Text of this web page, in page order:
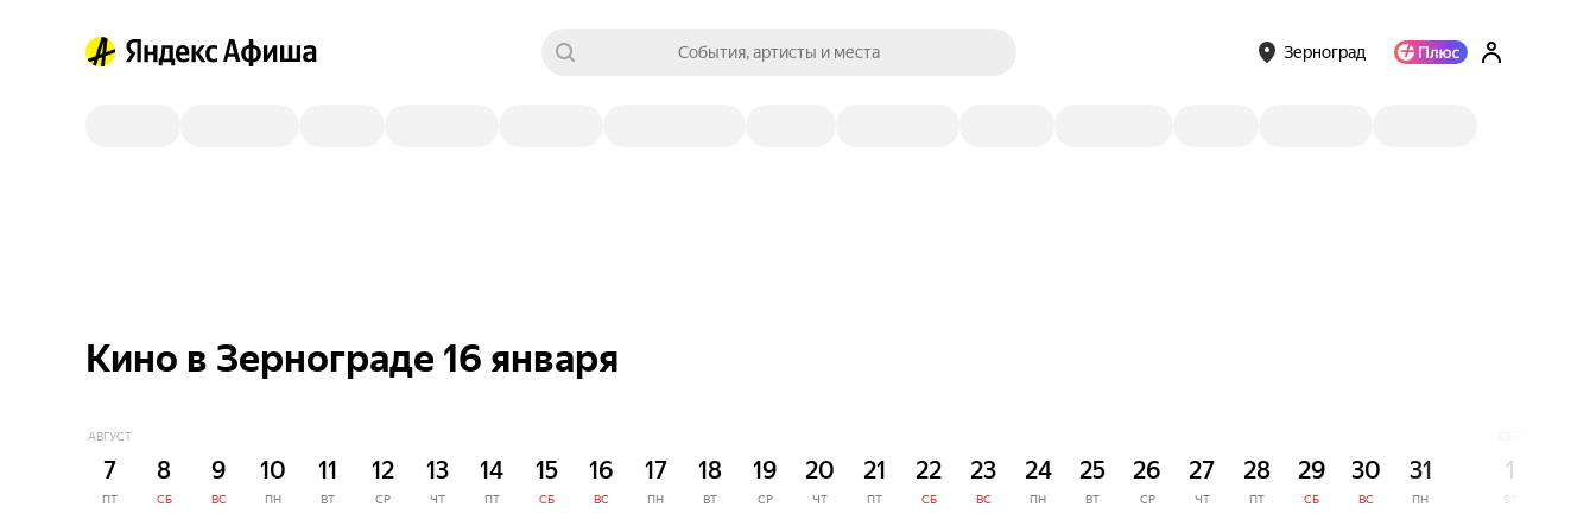
События, артисты и места Зерноград
Кино в Зернограде 16 января
АВГУСТ
7
ПТ
8
СБ
9
ВС
10
ПН
11
ВТ
12
СР
13
ЧТ
14
ПТ
15
СБ
16
ВС
17
ПН
18
ВТ
19
СР
20
ЧТ
21
ПТ
22
СБ
23
ВС
24
ПН
25
ВТ
26
СР
27
ЧТ
28
ПТ
29
СБ
30
ВС
31
ПН
1
ВТ